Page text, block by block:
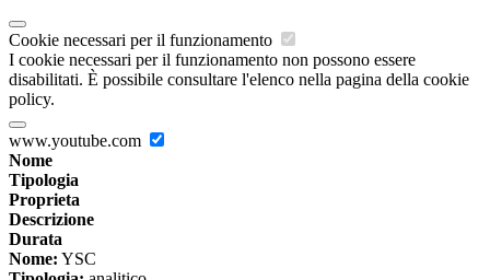
Cookie necessari per il funzionamento
I cookie necessari per il funzionamento non possono essere
disabilitati. È possibile consultare l'elenco nella pagina della cookie
policy.
www.youtube.com
Nome
Tipologia
Proprieta
Descrizione
Durata
Nome: YSC